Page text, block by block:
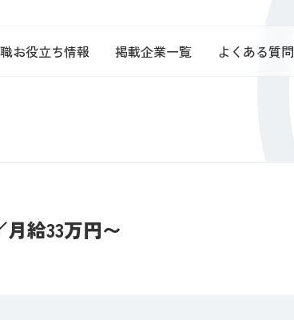
お役立ち情報 掲載企業一覧 よくある質問
給33万円〜